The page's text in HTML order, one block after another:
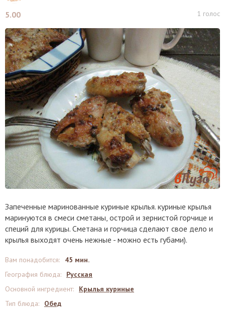
5.00 1 голос
Запеченные маринованные куриные крылья. куриные крылья
маринуются в смеси сметаны, острой и зернистой горчице и
специй для курицы. Сметана и горчица сделают свое дело и
крылья выходят очень нежные - можно есть губами).
Вам понадобится:
45 мин.
География блюда:
Русская
Основной ингредиент:
Крылья куриные
Тип блюда: Обед